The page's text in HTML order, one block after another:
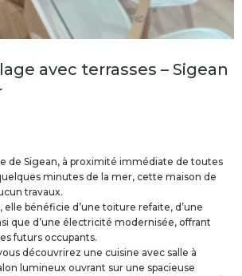
avec terrasses – Sigean
de Sigean, à proximité immédiate de toutes
minutes de la mer, cette maison de
travaux.
bénéficie d’une toiture refaite, d’une
que d’une électricité modernisée, offrant
futurs occupants.
découvrirez une cuisine avec salle à
lumineux ouvrant sur une spacieuse